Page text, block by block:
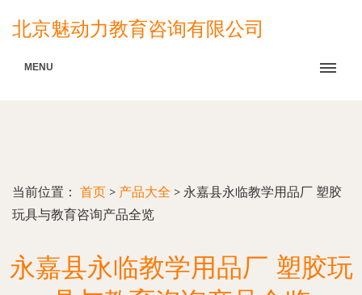
北京魅动力教育咨询有限公司
MENU
当前位置： 首页 > 产品大全 > 永嘉县永临教学用品厂 塑胶
玩具与教育咨询产品全览
永嘉县永临教学用品厂 塑胶玩